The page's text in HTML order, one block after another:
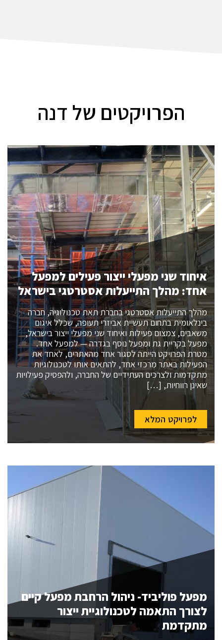
הפרויקטים של דנה
איחוד שני מפעלי ייצור פעילים למפעל
אחד: מהלך התייעלות אסטרטגי בישראל
מהלך התייעלות אסטרטגי בחברת תאת טכנולוגיה, חברה
בינלאומית בתחום תעשיית אביזרי תעופה, שכלל איגום
משאבים, צמצום פעילות ואיחוד שני מפעלי ייצור בישראל,
מפעל בקריית גת ומפעל נוסף בגדרה — למפעל אחד.
מטרת הפרויקט הייתה לסגור אחד מהאתרים, לאחד את
הפעילות באתר מרכזי אחד, להתאים אותו לטכנולוגיות
מתקדמות ולצרכים העתידיים של החברה, ולהפסיק פעילויות
שאינן רווחיות, […]
לפרויקט המלא
מפעל פוליביד- ניהול הרחבת מפעל קיים
לצורך התאמה לטכנולוגיית ייצור
מתקדמת